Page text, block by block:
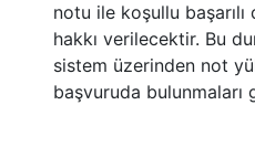
notu ile koşullu
hakkı verilecektir. Bu
sistem üzerinden not
başvuruda bulunmaları